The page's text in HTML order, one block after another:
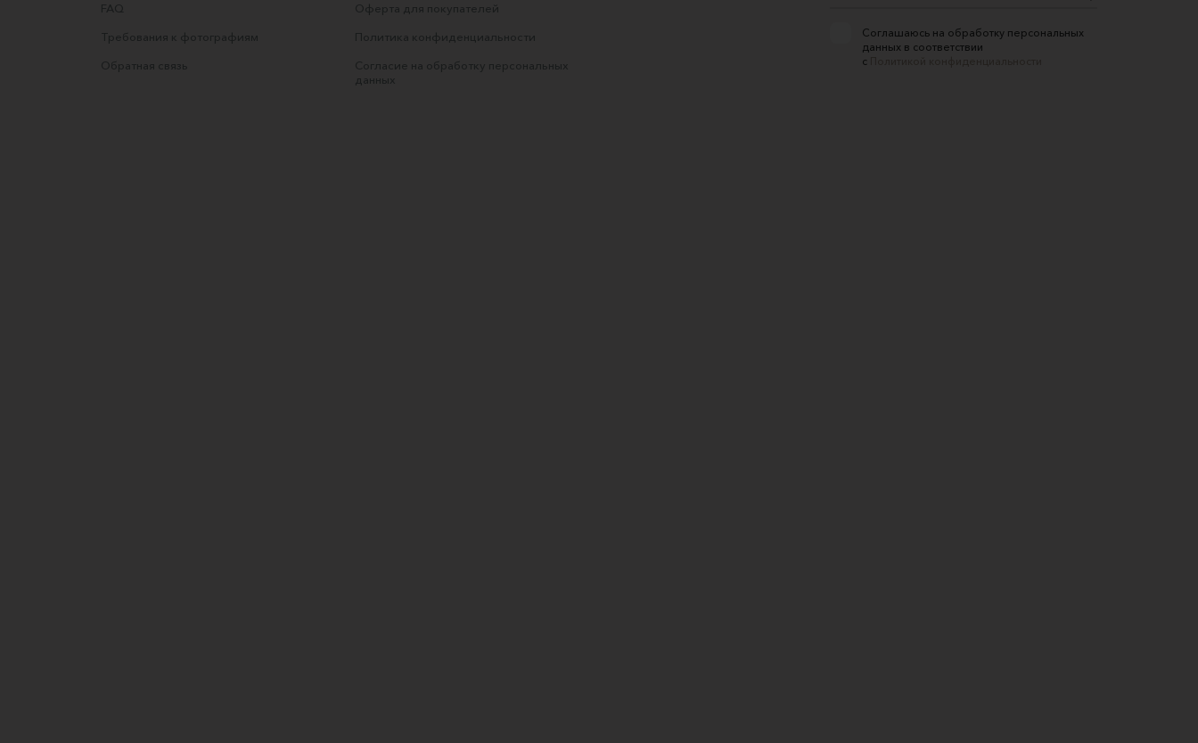
FAQ
Требования к фотографиям
Обратная связь
Оферта для покупателей
Политика конфиденциальности
Согласие на обработку персональных
данных
Соглашаюсь на обработку персональных
данных в соответствии
с